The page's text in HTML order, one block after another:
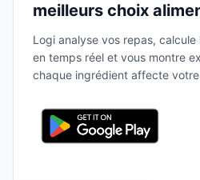
meilleurs choix
Logi analyse vos repas,
en temps réel et vous montre
chaque ingrédient affecte